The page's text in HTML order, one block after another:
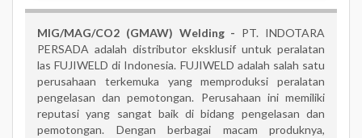
MIG/MAG/CO2 (GMAW) Welding - PT. INDOTARA
PERSADA adalah distributor eksklusif untuk peralatan
las FUJIWELD di Indonesia. FUJIWELD adalah salah satu
perusahaan terkemuka yang memproduksi peralatan
pengelasan dan pemotongan. Perusahaan ini memiliki
reputasi yang sangat baik di bidang pengelasan dan
pemotongan. Dengan berbagai macam produknya,